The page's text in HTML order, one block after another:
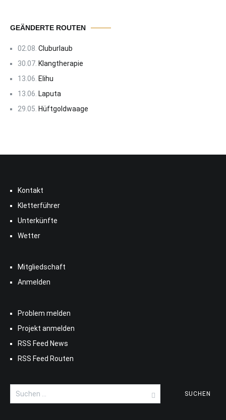
GEÄNDERTE ROUTEN
02.08. Cluburlaub
30.07. Klangtherapie
13.06. Elihu
13.06. Laputa
29.05. Hüftgoldwaage
Kontakt
Kletterführer
Unterkünfte
Wetter
Mitgliedschaft
Anmelden
Problem melden
Projekt anmelden
RSS Feed News
RSS Feed Routen
Suchen
nach: